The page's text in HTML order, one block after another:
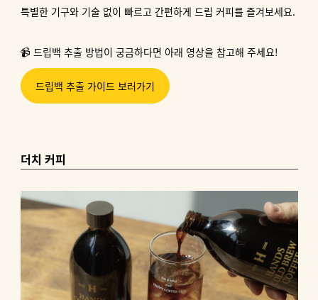
특별한 기구와 기술 없이 빠르고 간편하게 드립 커피를 즐겨보세요.
📹 드립백 추출 방법이 궁금하다면 아래 영상을 참고해 주세요!
드립백 추출 가이드 보러가기
더치 커피